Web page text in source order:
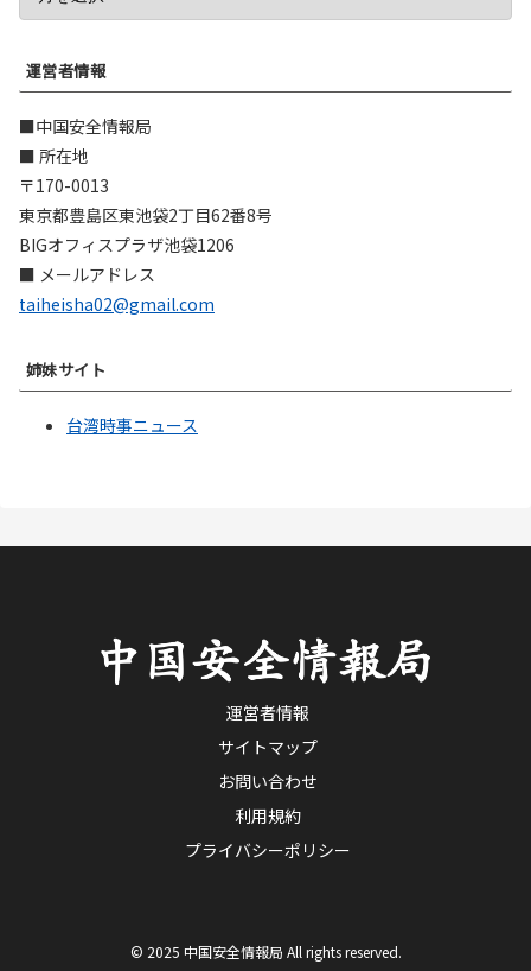
運営者情報
■中国安全情報局
■ 所在地
〒170-0013
東京都豊島区東池袋2丁目62番8号
BIGオフィスプラザ池袋1206
■ メールアドレス
taiheisha02@gmail.com
姉妹サイト
台湾時事ニュース
運営者情報
サイトマップ
お問い合わせ
利用規約
プライバシーポリシー
© 2025 中国安全情報局 All rights reserved.